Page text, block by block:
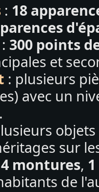
: 18
: 300 points
et
: plusieurs
avec un
sur
4 montures,
de